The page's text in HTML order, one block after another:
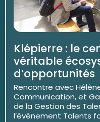
Klépierre : le
véritable
d’opportunités
Rencontre avec
Communication, et
de la Gestion des
l’événement Talents